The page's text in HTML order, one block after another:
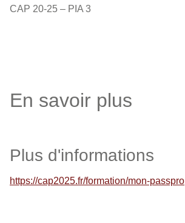
CAP 20-25 – PIA 3
En savoir plus
Plus d'informations
https://cap2025.fr/formation/mon-passpro